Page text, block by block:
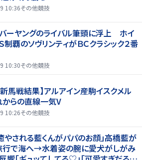
10:36その他競技
ーヤングのライバル筆頭に浮上 ホイ
制覇のソヴリンティがＢＣクラシック２番
10:30その他競技
馬戦結果】アルアイン産駒イスクメル
らの直線一気V
10:26その他競技
やされる藍くんがパパのお顔」高橋藍が
で海へ→水着姿の腕に愛犬がしがみ